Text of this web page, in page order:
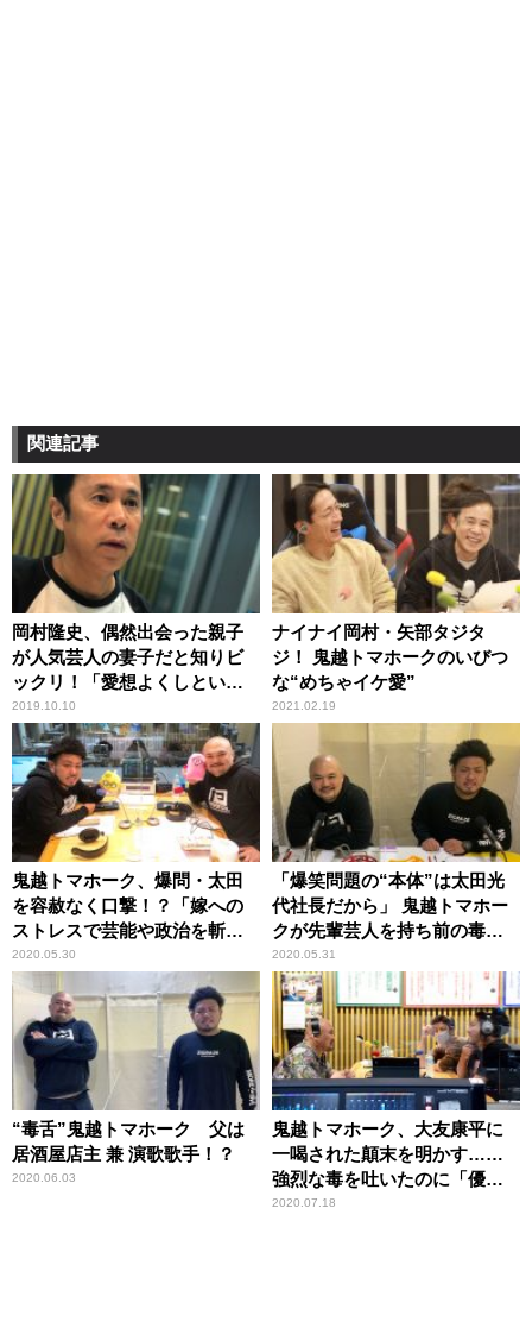
関連記事
岡村隆史、偶然出会った親子
が人気芸人の妻子だと知りビ
ックリ！「愛想よくしといて
良かった」
2019.10.10
ナイナイ岡村・矢部タジタ
ジ！ 鬼越トマホークのいびつ
な“めちゃイケ愛”
2021.02.19
鬼越トマホーク、爆問・太田
を容赦なく口撃！？「嫁への
ストレスで芸能や政治を斬っ
ている」
2020.05.30
「爆笑問題の“本体”は太田光
代社長だから」 鬼越トマホー
クが先輩芸人を持ち前の毒舌
でバッサリ！
2020.05.31
“毒舌”鬼越トマホーク 父は
居酒屋店主 兼 演歌歌手！？
2020.06.03
鬼越トマホーク、大友康平に
一喝された顛末を明かす……
強烈な毒を吐いたのに「優し
くて、許してもらって」
2020.07.18